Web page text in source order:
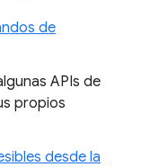
de
APIs de
propios
desde la